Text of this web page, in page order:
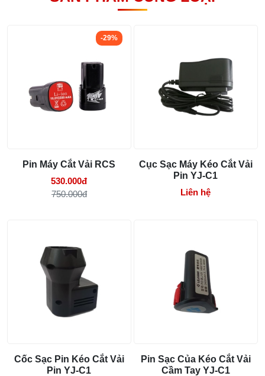
đáng mua
25/07/2026 09:30 AM
Đồng tiền máy may là gì? Hướng dẫn chỉnh
chỉ đúng
21/07/2026 09:08 AM
Quy trình kiểm vải đầu vào và cách tính
điểm lỗi chuẩn
Linh kiện máy cắt vải phổ biến và dấu hiệu
cần thay
29/07/2026 09:14 AM
Pin Máy Cắt Vải RCS
530.000đ
750.000đ
-29%
Cục Sạc Máy Kéo Cắt Vải
Pin YJ-C1
Liên hệ
Cốc Sạc Pin Kéo Cắt Vải
Pin YJ-C1
Pin Sạc Của Kéo Cắt Vải
Cầm Tay YJ-C1